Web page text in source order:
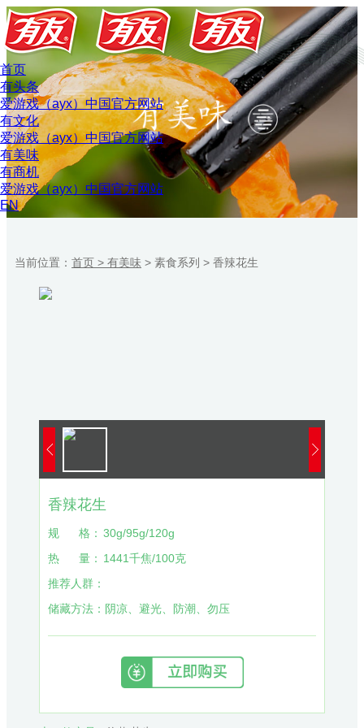
首页
有头条
爱游戏（ayx）中国官方网站
有文化
爱游戏（ayx）中国官方网站
有美味
有商机
爱游戏（ayx）中国官方网站
EN
当前位置： 首页 > 有美味 > 素食系列 > 香辣花生
香辣花生
规 格： 30g/95g/120g
热
量： 1441千焦/100克
推荐人群：
储藏方法： 阴凉、避光、防潮、勿压